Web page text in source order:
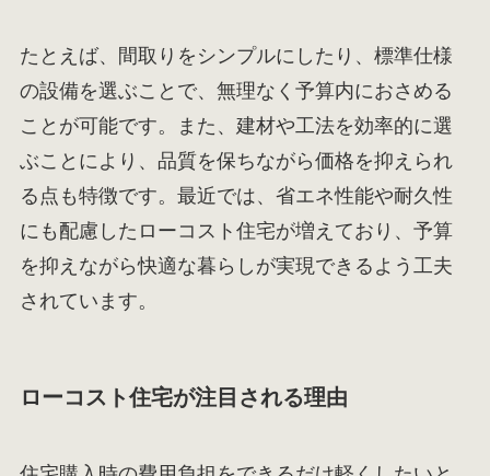
たとえば、間取りをシンプルにしたり、標準仕様
の設備を選ぶことで、無理なく予算内におさめる
ことが可能です。また、建材や工法を効率的に選
ぶことにより、品質を保ちながら価格を抑えられ
る点も特徴です。最近では、省エネ性能や耐久性
にも配慮したローコスト住宅が増えており、予算
を抑えながら快適な暮らしが実現できるよう工夫
されています。
ローコスト住宅が注目される理由